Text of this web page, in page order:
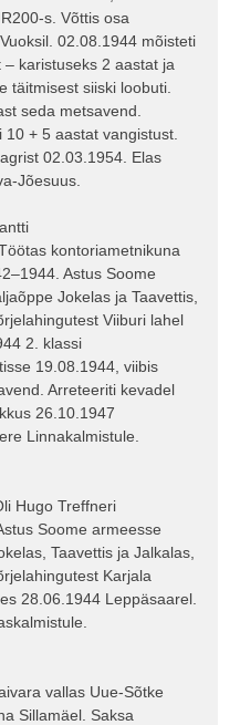
s. Võttis osa
02.08.1944 mõisteti
karistuseks 2 aastat ja
täitmisest siiski loobuti.
seda metsavend.
+ 5 aastat vangistust.
02.03.1954. Elas
Jõesuus.
kontoriametnikuna
Astus Soome
Jokelas ja Taavettis,
Viiburi lahel
2. klassi
19.08.1944, viibis
Arreteeriti kevadel
26.10.1947
Linnakalmistule.
Hugo Treffneri
Soome armeesse
Taavettis ja Jalkalas,
Karjala
28.06.1944 Leppäsaarel.
vallas Uue-Sõtke
Sillamäel. Saksa